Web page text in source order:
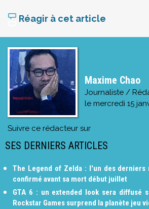
Réagir à cet article
Maxime Chao
Journaliste /
le mercredi 15
Suivre ce rédacteur sur
SES DERNIERS ARTICLES
The Legend of Zelda : l'un des derniers
confirmé avant sa mort début juillet
GTA 6 : un extended look sera diffusé
Rockstar Games surprend la planète jeu